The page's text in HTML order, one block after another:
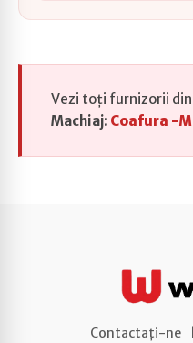
Vezi toți furnizorii
Machiaj: Coafura -
Contactați-ne